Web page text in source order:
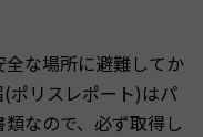
な場所に避難してか
ポリスレポート)はパ
なので、必ず取得し